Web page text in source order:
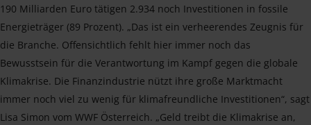
190 Milliarden Euro tätigen 2.934 noch Investitionen in fossile
Energieträger (89 Prozent). „Das ist ein verheerendes Zeugnis für
die Branche. Offensichtlich fehlt hier immer noch das
Bewusstsein für die Verantwortung im Kampf gegen die globale
Klimakrise. Die Finanzindustrie nützt ihre große Marktmacht
immer noch viel zu wenig für klimafreundliche Investitionen“, sagt
Lisa Simon vom WWF Österreich. „Geld treibt die Klimakrise an,